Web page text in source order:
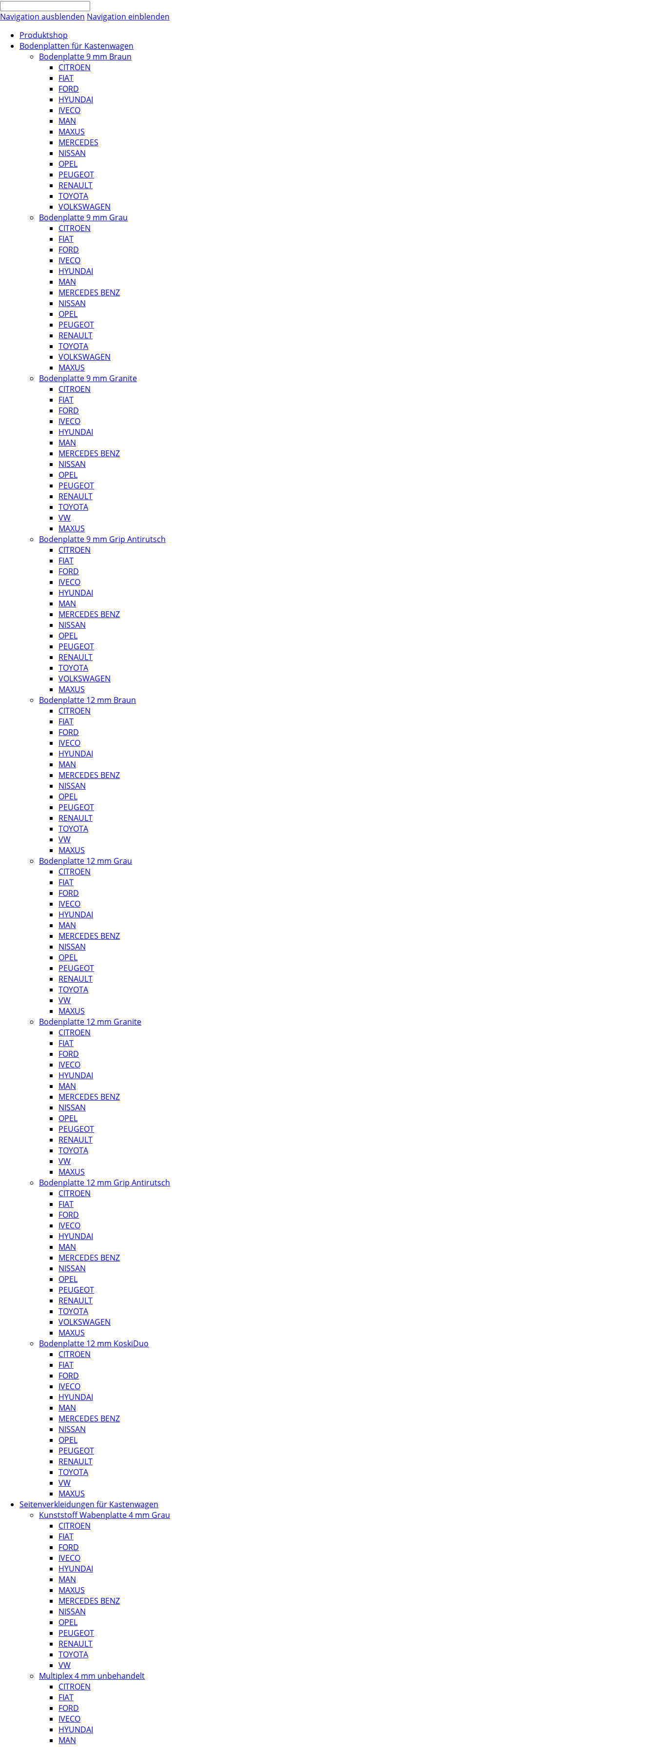
Navigation ausblenden Navigation einblenden
Produktshop
Bodenplatten für Kastenwagen
Bodenplatte 9 mm Braun
CITROEN
FIAT
FORD
HYUNDAI
IVECO
MAN
MAXUS
MERCEDES
NISSAN
OPEL
PEUGEOT
RENAULT
TOYOTA
VOLKSWAGEN
Bodenplatte 9 mm Grau
CITROEN
FIAT
FORD
IVECO
HYUNDAI
MAN
MERCEDES BENZ
NISSAN
OPEL
PEUGEOT
RENAULT
TOYOTA
VOLKSWAGEN
MAXUS
Bodenplatte 9 mm Granite
CITROEN
FIAT
FORD
IVECO
HYUNDAI
MAN
MERCEDES BENZ
NISSAN
OPEL
PEUGEOT
RENAULT
TOYOTA
VW
MAXUS
Bodenplatte 9 mm Grip Antirutsch
CITROEN
FIAT
FORD
IVECO
HYUNDAI
MAN
MERCEDES BENZ
NISSAN
OPEL
PEUGEOT
RENAULT
TOYOTA
VOLKSWAGEN
MAXUS
Bodenplatte 12 mm Braun
CITROEN
FIAT
FORD
IVECO
HYUNDAI
MAN
MERCEDES BENZ
NISSAN
OPEL
PEUGEOT
RENAULT
TOYOTA
VW
MAXUS
Bodenplatte 12 mm Grau
CITROEN
FIAT
FORD
IVECO
HYUNDAI
MAN
MERCEDES BENZ
NISSAN
OPEL
PEUGEOT
RENAULT
TOYOTA
VW
MAXUS
Bodenplatte 12 mm Granite
CITROEN
FIAT
FORD
IVECO
HYUNDAI
MAN
MERCEDES BENZ
NISSAN
OPEL
PEUGEOT
RENAULT
TOYOTA
VW
MAXUS
Bodenplatte 12 mm Grip Antirutsch
CITROEN
FIAT
FORD
IVECO
HYUNDAI
MAN
MERCEDES BENZ
NISSAN
OPEL
PEUGEOT
RENAULT
TOYOTA
VOLKSWAGEN
MAXUS
Bodenplatte 12 mm KoskiDuo
CITROEN
FIAT
FORD
IVECO
HYUNDAI
MAN
MERCEDES BENZ
NISSAN
OPEL
PEUGEOT
RENAULT
TOYOTA
VW
MAXUS
Seitenverkleidungen für Kastenwagen
Kunststoff Wabenplatte 4 mm Grau
CITROEN
FIAT
FORD
IVECO
HYUNDAI
MAN
MAXUS
MERCEDES BENZ
NISSAN
OPEL
PEUGEOT
RENAULT
TOYOTA
VW
Multiplex 4 mm unbehandelt
CITROEN
FIAT
FORD
IVECO
HYUNDAI
MAN